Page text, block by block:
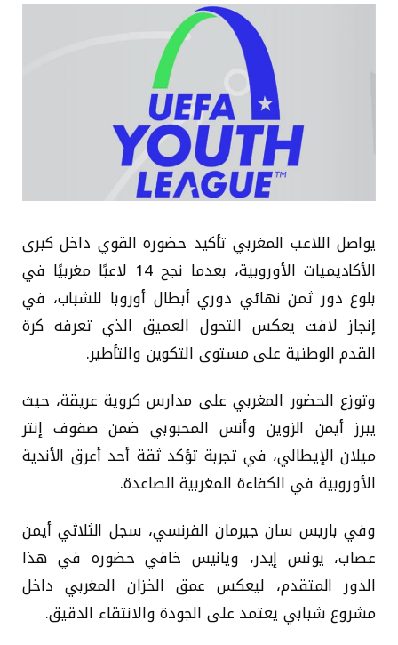
يواصل اللاعب المغربي تأكيد حضوره القوي داخل كبرى
الأكاديميات الأوروبية، بعدما نجح 14 لاعبًا مغربيًا في
بلوغ دور ثمن نهائي دوري أبطال أوروبا للشباب، في
إنجاز لافت يعكس التحول العميق الذي تعرفه كرة
القدم الوطنية على مستوى التكوين والتأطير.
وتوزع الحضور المغربي على مدارس كروية عريقة، حيث
يبرز أيمن الزوين وأنس المحبوبي ضمن صفوف إنتر
ميلان الإيطالي، في تجربة تؤكد ثقة أحد أعرق الأندية
الأوروبية في الكفاءة المغربية الصاعدة.
وفي باريس سان جيرمان الفرنسي، سجل الثلاثي أيمن
عصاب، يونس إيدر، ويانيس خافي حضوره في هذا
الدور المتقدم، ليعكس عمق الخزان المغربي داخل
مشروع شبابي يعتمد على الجودة والانتقاء الدقيق.